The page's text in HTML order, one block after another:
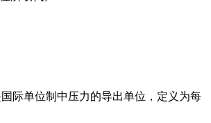
际单位制中压力的导出单位，定义为每